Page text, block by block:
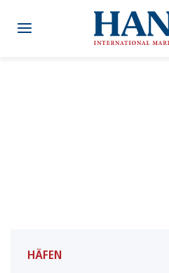
Inhalt
HÄFEN